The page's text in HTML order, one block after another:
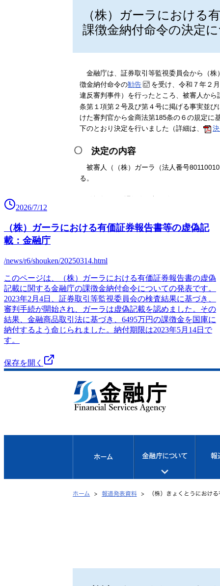
2026/7/12
（株）ガーラにおける有価証券報告書等の虚偽記
載：金融庁
/news/r6/shouken/20250314.html
このページは、（株）ガーラにおける有価証券報告書の虚偽
記載に関する金融庁の課徴金納付命令についての発表です。
2023年2月4日、証券取引等監視委員会の検査結果に基づき、
審判手続が開始され、ガーラは虚偽記載を認めました。その
結果、金融商品取引法に基づき、6495万円の課徴金を国庫に
納付するよう命じられました。納付期限は2023年5月14日で
す。
保存を開く